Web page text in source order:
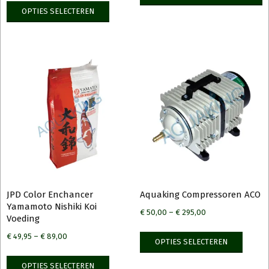
OPTIES SELECTEREN
JPD Color Enchancer
Yamamoto Nishiki Koi
Voeding
€ 49,95 – € 89,00
OPTIES SELECTEREN
Dit
Aquaking Compressoren ACO
€50,00 – €295,00
OPTIES SELECTEREN
Dit